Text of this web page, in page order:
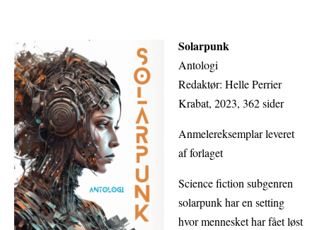
Solarpunk
Antologi
Redaktør: Helle Perrier
Krabat, 2023, 362 sider
Anmelereksemplar leveret
af forlaget
Science fiction subgenren
solarpunk har en setting
hvor mennesket har fået løst